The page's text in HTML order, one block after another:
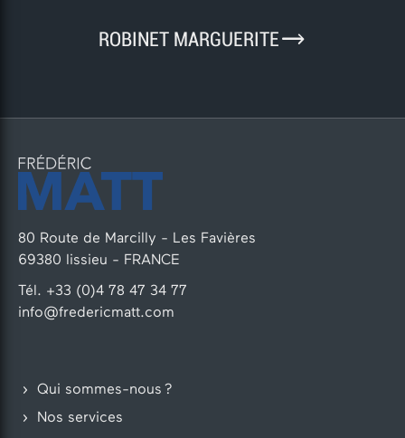
ROBINET MARGUERITE9
80 Route de Marcilly - Les Favières
69380 lissieu - FRANCE
Tél. +33 (0)4 78 47 34 77
info@fredericmatt.com
Qui sommes-nous ?
Nos services